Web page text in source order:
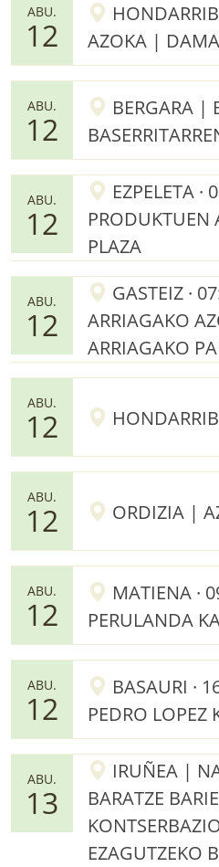
ABU.
12
AZOKA |
ABU.
12
BERGARA |
ABU.
12
EZPELETA
PLAZA
ABU.
12
GASTEIZ ·
ARRIAGAKO
ARRIAGAKO
ABU.
12
ABU.
12 ORDIZIA |
ABU.
12
MATIENA ·
PERULANDA
ABU.
12
BASAURI ·
PEDRO LOPEZ
ABU.
13
IRUÑEA |
BARATZE
EZAGUTZEKO